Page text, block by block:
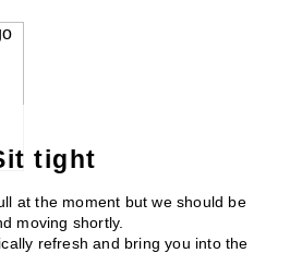
tight
at the moment but we should be
moving shortly.
refresh and bring you into the